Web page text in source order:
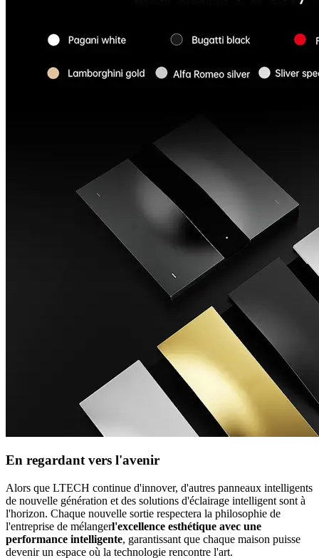
En regardant vers l'avenir
Alors que LTECH continue d'innover, d'autres panneaux intelligents
de nouvelle génération et des solutions d'éclairage intelligent sont à
l'horizon. Chaque nouvelle sortie respectera la philosophie de
l'entreprise de mélangerl'excellence esthétique avec une
performance intelligente, garantissant que chaque maison puisse
devenir un espace où la technologie rencontre l'art.